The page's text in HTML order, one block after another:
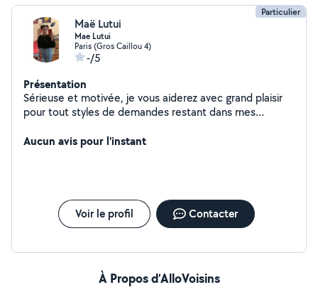
Particulier
Maë Lutui
Mae Lutui
Paris (Gros Caillou 4)
-/5
Présentation
Sérieuse et motivée, je vous aiderez avec grand plaisir
pour tout styles de demandes restant dans mes
Aucun avis pour l'instant
Voir le profil Contacter
À Propos d’AlloVoisins